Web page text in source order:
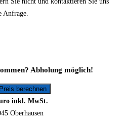
Anfrage.
Abholung möglich!
inkl. MwSt.
Oberhausen